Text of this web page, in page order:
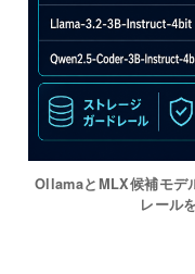
OllamaとMLX候補モデ
レール